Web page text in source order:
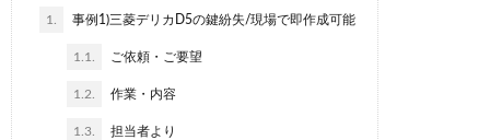
1. 事例1)三菱デリカD5の鍵紛失/現場で即作成可能
1.1. ご依頼・ご要望
1.2. 作業・内容
1.3. 担当者より